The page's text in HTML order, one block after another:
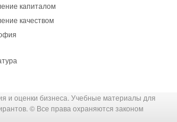
капиталом
качеством
и оценки бизнеса. Учебные материалы для
© Все права охраняются законом